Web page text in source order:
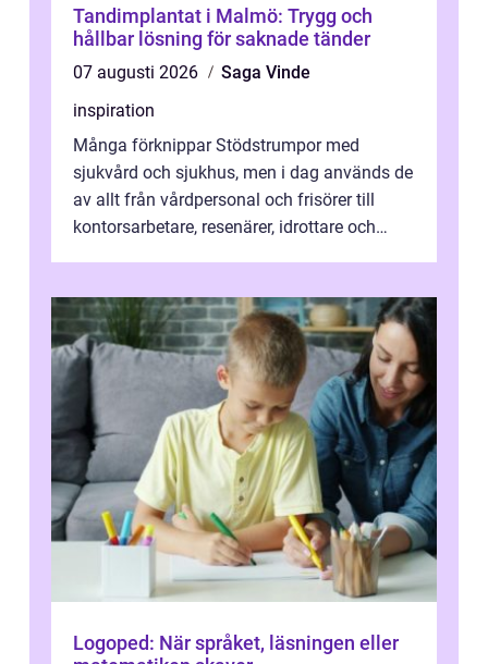
Tandimplantat i Malmö: Trygg och
hållbar lösning för saknade tänder
07 augusti 2026
Saga Vinde
inspiration
Många förknippar Stödstrumpor med
sjukvård och sjukhus, men i dag används de
av allt från vårdpersonal och frisörer till
kontorsarbetare, resenärer, idrottare och
Logoped: När språket, läsningen eller